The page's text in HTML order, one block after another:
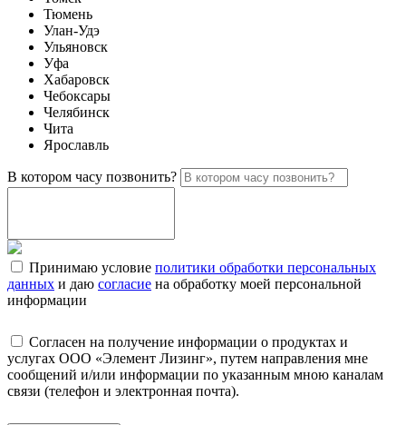
Тюмень
Улан-Удэ
Ульяновск
Уфа
Хабаровск
Чебоксары
Челябинск
Чита
Ярославль
В котором часу позвонить?
Принимаю условие политики обработки персональных
данных и даю согласие на обработку моей персональной
информации
Согласен на получение информации о продуктах и
услугах ООО «Элемент Лизинг», путем направления мне
сообщений и/или информации по указанным мною каналам
связи (телефон и электронная почта).